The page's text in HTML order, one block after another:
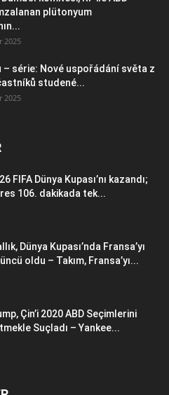
plütonyum
2025
– série: Nové uspořádání světa z
studené...
2025
FIFA Dünya Kupası’nı kazandı;
106. dakikada tek...
Dünya Kupası’nda Fransa’yı
oldu – Takım, Fransa’yı...
Çin’i 2020 ABD Seçimlerini
Suçladı – Yankee...